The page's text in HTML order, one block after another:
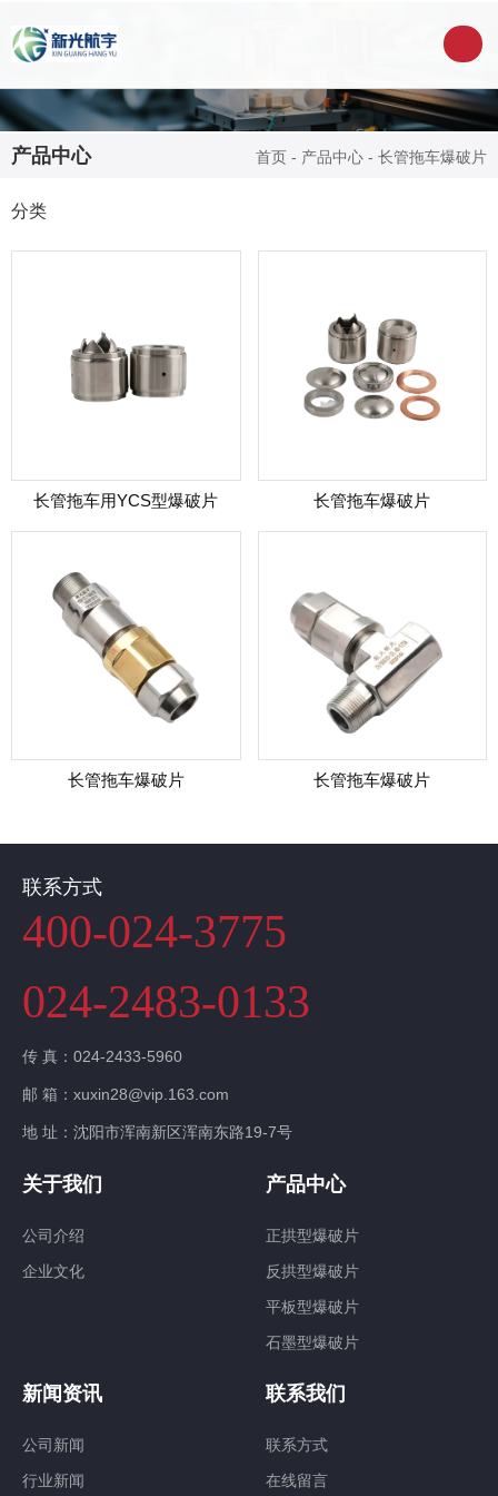
产品中心 首页 - 产品中心 - 长管拖车爆破片
分类
长管拖车用YCS型爆破片 长管拖车爆破片
长管拖车爆破片 长管拖车爆破片
联系方式
400-024-3775
024-2483-0133
传 真：024-2433-5960
邮 箱：xuxin28@vip.163.com
地 址：沈阳市浑南新区浑南东路19-7号
关于我们
公司介绍
企业文化
产品中心
正拱型爆破片
反拱型爆破片
平板型爆破片
石墨型爆破片
新闻资讯
公司新闻
行业新闻
联系我们
联系方式
在线留言